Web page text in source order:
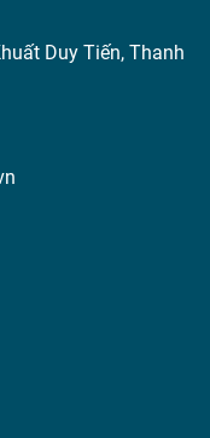
Duy Tiến, Thanh